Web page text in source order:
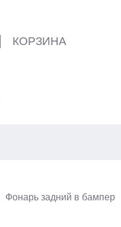
КОРЗИНА
Фонарь задний в бампер